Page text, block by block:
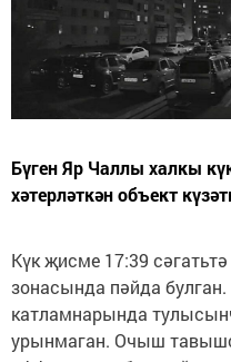
Бүген Яр Чаллы халкы
хәтерләткән объект
Күк җисме 17:39
зонасында пәйда
катламнарында
урынмаган. Очыш